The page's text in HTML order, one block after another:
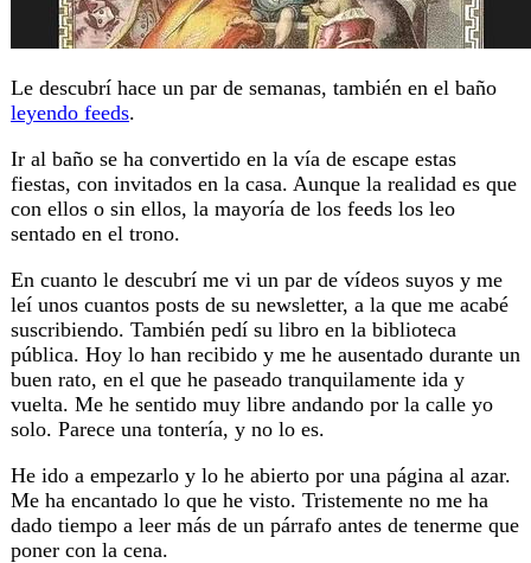
Le descubrí hace un par de semanas, también en el baño
leyendo feeds.
Ir al baño se ha convertido en la vía de escape estas
fiestas, con invitados en la casa. Aunque la realidad es que
con ellos o sin ellos, la mayoría de los feeds los leo
sentado en el trono.
En cuanto le descubrí me vi un par de vídeos suyos y me
leí unos cuantos posts de su newsletter, a la que me acabé
suscribiendo. También pedí su libro en la biblioteca
pública. Hoy lo han recibido y me he ausentado durante un
buen rato, en el que he paseado tranquilamente ida y
vuelta. Me he sentido muy libre andando por la calle yo
solo. Parece una tontería, y no lo es.
He ido a empezarlo y lo he abierto por una página al azar.
Me ha encantado lo que he visto. Tristemente no me ha
dado tiempo a leer más de un párrafo antes de tenerme que
poner con la cena.